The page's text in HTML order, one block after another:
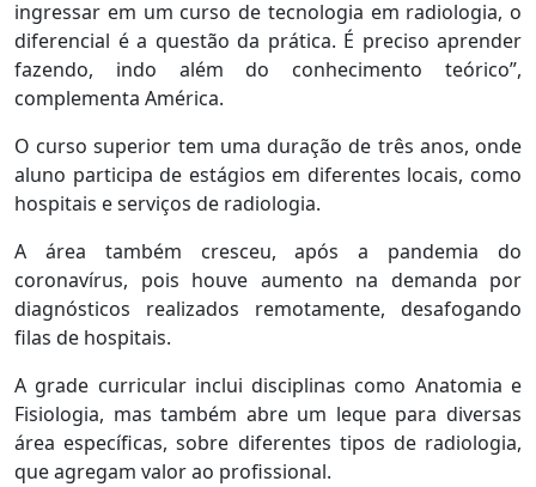
ingressar em um curso de tecnologia em radiologia, o
diferencial é a questão da prática. É preciso aprender
fazendo, indo além do conhecimento teórico”,
complementa América.
O curso superior tem uma duração de três anos, onde
aluno participa de estágios em diferentes locais, como
hospitais e serviços de radiologia.
A área também cresceu, após a pandemia do
coronavírus, pois houve aumento na demanda por
diagnósticos realizados remotamente, desafogando
filas de hospitais.
A grade curricular inclui disciplinas como Anatomia e
Fisiologia, mas também abre um leque para diversas
área específicas, sobre diferentes tipos de radiologia,
que agregam valor ao profissional.